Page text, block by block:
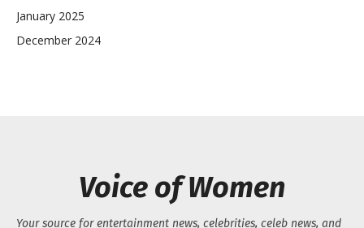
January 2025
December 2024
Voice of Women
Your source for entertainment news, celebrities, celeb news, and